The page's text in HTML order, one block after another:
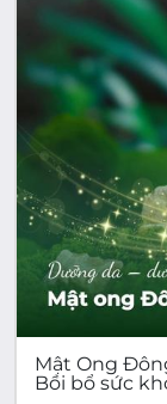
Mật Ong
Bồi bổ sức